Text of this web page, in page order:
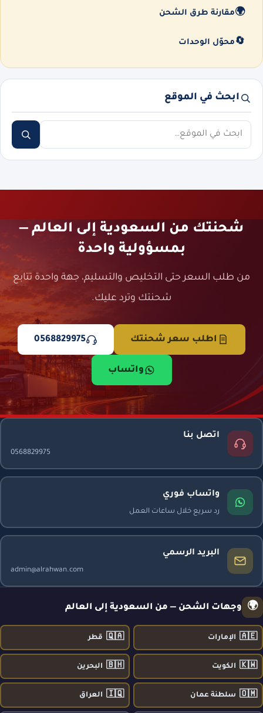
🌍مقارنة طرق الشحن
🔄 محوّل الوحدات
ابحث في الموقع
ابحث
شحنتك من السعودية إلى العالم —
بمسؤولية واحدة
من طلب السعر حتى التخليص والتسليم، جهة واحدة تتابع
شحنتك وترد عليك.
اطلب سعر شحنتك 0568829975
واتساب
اتصل بنا
0568829975
واتساب فوري
رد سريع خلال ساعات العمل
البريد الرسمي
admin@alrahwan.com
🌍 وجهات الشحن — من السعودية إلى العالم
🇦🇪 الإمارات 🇶🇦 قطر
🇰🇼 الكويت 🇧🇭 البحرين
🇴🇲 سلطنة عمان 🇮🇶 العراق